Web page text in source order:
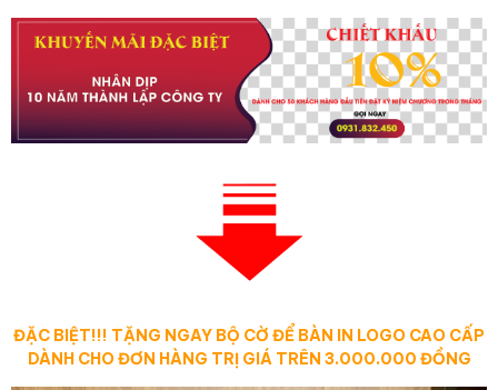
ĐẶC BIỆT!!! TẶNG NGAY BỘ CỜ ĐỂ BÀN IN LOGO CAO CẤP
DÀNH CHO ĐƠN HÀNG TRỊ GIÁ TRÊN 3.000.000 ĐỒNG